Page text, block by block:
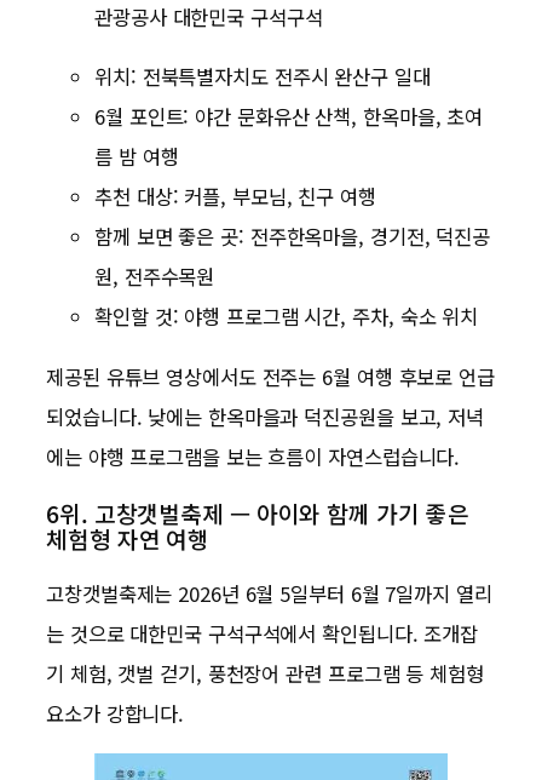
관광공사 대한민국 구석구석
위치: 전북특별자치도 전주시 완산구 일대
6월 포인트: 야간 문화유산 산책, 한옥마을, 초여
름 밤 여행
추천 대상: 커플, 부모님, 친구 여행
함께 보면 좋은 곳: 전주한옥마을, 경기전, 덕진공
원, 전주수목원
확인할 것: 야행 프로그램 시간, 주차, 숙소 위치
제공된 유튜브 영상에서도 전주는 6월 여행 후보로 언급
되었습니다. 낮에는 한옥마을과 덕진공원을 보고, 저녁
에는 야행 프로그램을 보는 흐름이 자연스럽습니다.
6위. 고창갯벌축제 — 아이와 함께 가기 좋은
체험형 자연 여행
고창갯벌축제는 2026년 6월 5일부터 6월 7일까지 열리
는 것으로 대한민국 구석구석에서 확인됩니다. 조개잡
기 체험, 갯벌 걷기, 풍천장어 관련 프로그램 등 체험형
요소가 강합니다.